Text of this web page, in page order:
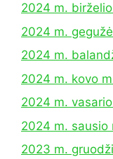
2024 m.
2024 m.
2024 m.
2024 m. kovo
2024 m.
2024 m. sausio
2023 m.